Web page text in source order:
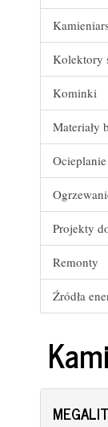
Kolektory
Kominki
Materiały
Ocieplanie
Projekty
Remonty
Źródła